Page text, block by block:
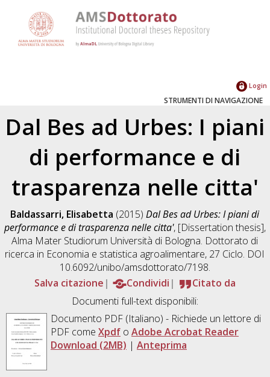
Login
STRUMENTI DI NAVIGAZIONE
Dal Bes ad Urbes: I piani
di performance e di
trasparenza nelle citta'
Baldassarri, Elisabetta (2015)Dal Bes ad Urbes: I piani di
performance e di trasparenza nelle citta', [Dissertation thesis],
Alma Mater Studiorum Università di Bologna. Dottorato di
ricerca in Economia e statistica agroalimentare, 27 Ciclo. DOI
10.6092/unibo/amsdottorato/7198.
Salva citazione
Condividi
Citato da
Documenti full-text disponibili:
Documento PDF(Italiano) - Richiede un lettore di
PDF come Xpdfo Adobe Acrobat Reader
Download (2MB) | Anteprima